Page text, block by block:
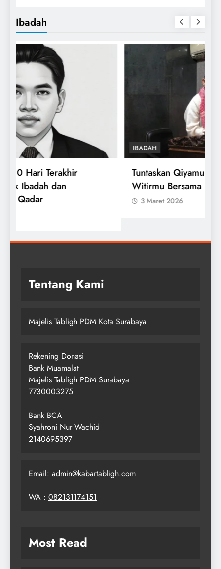
Ibadah
IBADAH
Tuntaskan Qiyamu Ramadhan dan
Witirmu Bersama Imam
3 Maret 2026
Tentang Kami
Majelis Tabligh PDM Kota Surabaya
Rekening Donasi
Bank Muamalat
Majelis Tabligh PDM Surabaya
7730003275
Bank BCA
Syahroni Nur Wachid
2140695397
Email: admin@kabartabligh.com
WA : 082131174151
Most Read